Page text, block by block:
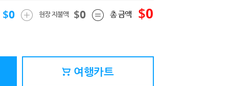
$0 현장 지불액 $0 총 금액 $0
여행카트